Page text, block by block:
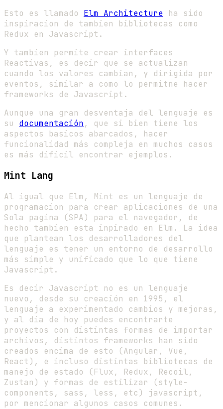
Esto es llamado Elm Architecture ha sido
inspiracion de tambien bibliotecas como
Redux en Javascript.
Y tambien permite crear interfaces
Reactivas, es decir que se actualizan
cuando los valores cambian, y dirigida por
eventos, similar a como lo permitne hacer
frameworks de Javascript.
Aunque una gran desventaja del lenguaje es
su documentación, que si bien tiene los
aspectos basicos abarcados, hacer
funcionalidad más compleja en muchos casos
es más dificil encontrar ejemplos.
Mint Lang
Al igual que Elm, Mint es un lenguaje de
programacion para crear aplicaciones de una
Sola pagina (SPA) para el navegador, de
hecho tambien esta inpirado en Elm. La idea
que plantean los desarrolladores del
lenguaje es tener un entorno de desarrollo
más simple y unificado que lo que tiene
Javascript.
Es decir Javascript no es un lenguaje
nuevo, desde su creación en 1995, el
lenguaje a experimentado cambios y mejoras,
y al dia de hoy puedes encontrarte
proyectos con distintas formas de importar
archivos, distintos frameworks han sido
creados encima de esto (Angular, Vue,
React), e incluso distintas bibliotecas de
manejo de estado (Flux, Redux, Recoil,
Zustan) y formas de estilizar (style-
components, sass, less, etc) javascript,
por mencionar algunos casos comunes.